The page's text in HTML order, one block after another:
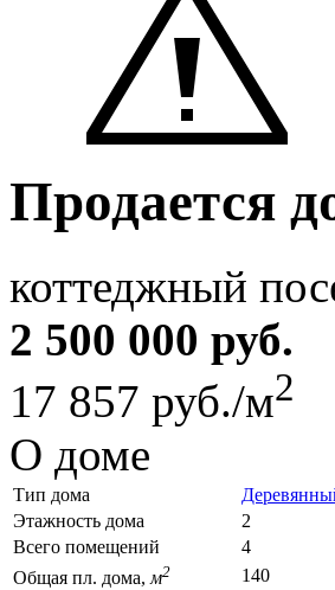
Продается
коттеджный
2 500 000 руб.
17 857 руб./м2
О доме
Тип дома
Этажность дома
2
Всего помещений
4
Общая пл. дома, м2
140